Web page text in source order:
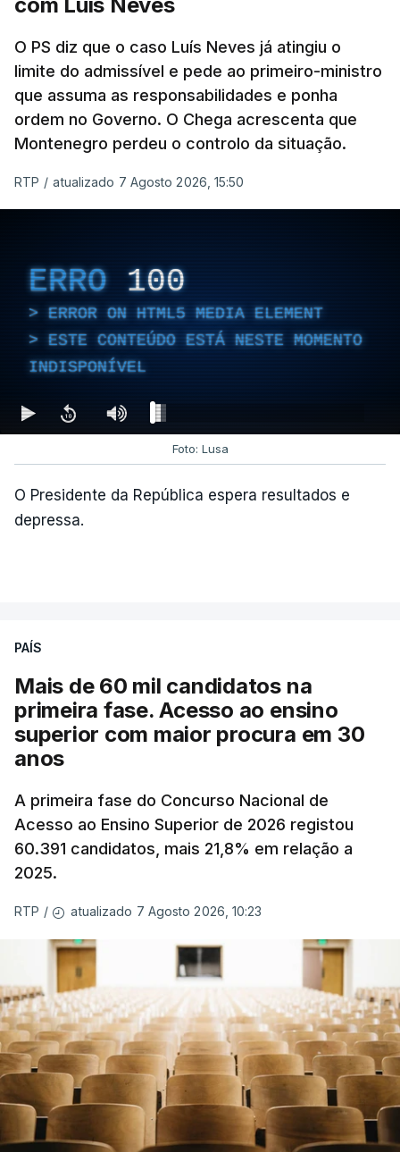
Empreiteiro da
Construbarcelos também
fez obras na casa do diretor
financeiro da PJ
atualizado 7 Agosto 2026, 14:25
também trabalhou para o
diretor financeiro da PJ
atualizado 7 Agosto 2026, 14:26
O PS diz que o caso Luís Neves já atingiu o
limite do admissível e pede ao primeiro-ministro
que assuma as responsabilidades e ponha
ordem no Governo. O Chega acrescenta que
Montenegro perdeu o controlo da situação.
RTP / atualizado 7 Agosto 2026, 15:50
ERRO 100
ERROR ON HTML5 MEDIA ELEMENT
ESTE CONTEÚDO ESTÁ NESTE MOMENTO
INDISPONÍVEL
Foto: Lusa
O Presidente da República espera resultados e
depressa.
PAÍS
Mais de 60 mil candidatos na
primeira fase. Acesso ao ensino
superior com maior procura em 30
anos
A primeira fase do Concurso Nacional de
Acesso ao Ensino Superior de 2026 registou
60.391 candidatos, mais 21,8% em relação a
2025.
RTP / atualizado 7 Agosto 2026, 10:23